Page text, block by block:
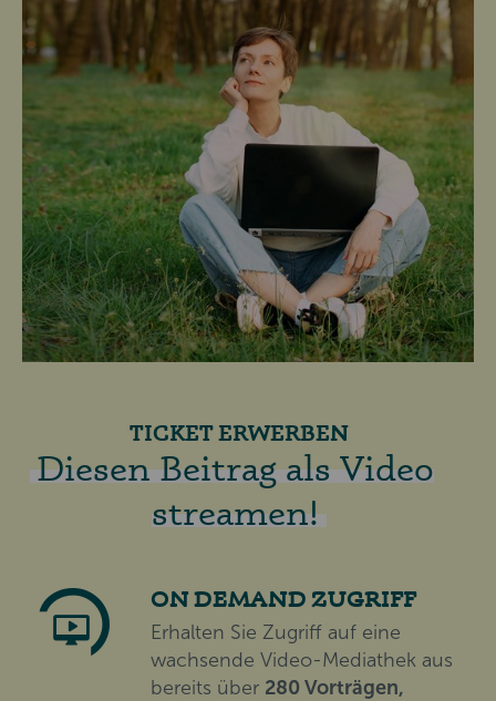
TICKET ERWERBEN
Diesen Beitrag als Video
streamen!
ON DEMAND ZUGRIFF
Erhalten Sie Zugriff auf eine
wachsende Video-Mediathek aus
bereits über 280 Vorträgen,